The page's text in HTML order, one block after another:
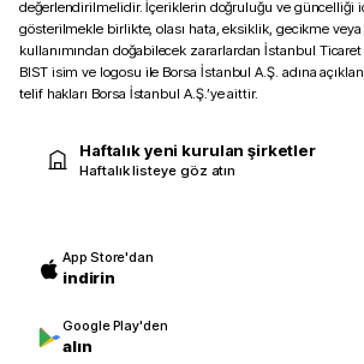
değerlendirilmelidir. İçeriklerin doğruluğu ve güncelliği
gösterilmekle birlikte, olası hata, eksiklik, gecikme
kullanımından doğabilecek zararlardan İstanbul
BIST isim ve logosu ile Borsa İstanbul A.Ş. adına
telif hakları Borsa İstanbul A.Ş.’ye aittir.
Haftalık yeni kurulan şirketler
Haftalık listeye göz atın
App Store'dan
indirin
Google Play'den
alın